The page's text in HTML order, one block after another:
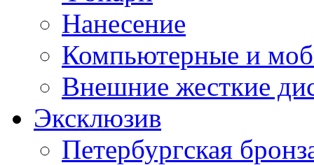
Нанесение
Компьютерные и
Внешние жесткие
Эксклюзив
Петербургская